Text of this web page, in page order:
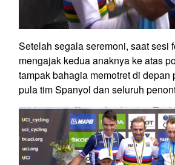
Setelah segala seremoni, saat sesi
mengajak kedua anaknya ke atas
tampak bahagia memotret di depan
pula tim Spanyol dan seluruh